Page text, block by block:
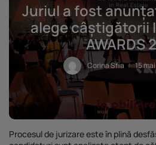
STUDIU
mai...
25 noiembrie 2025 8 Min
Investițiile publice
remodelează...
25 noiembrie 2025 9 Min
Juriul a fost
alege câștigătorii
AWARDS
Corina Sfia 15
Procesul de jurizare este în plină